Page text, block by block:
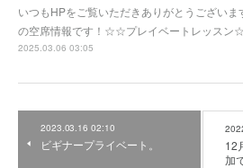
いつもHPをご覧いただきありがとうございま
の空席情報です！☆☆プレイベートレッスン
2025.03.06 03:05
2023.03.16 02:10
ビギナープライベート。
12
加